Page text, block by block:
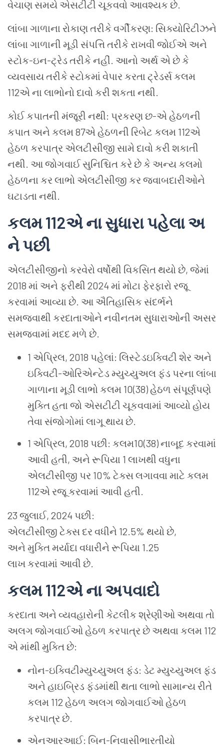
વેચાણ સમયે એસટીટી ચૂકવવો આવશ્યક છે.
લાંબા ગાળાના રોકાણ તરીકે વર્ગીકરણ: સિક્યોરિટીઝને
લાંબા ગાળાની મૂડી સંપત્તિ તરીકે રાખવી જોઈએ અને
સ્ટોક-ઇન-ટ્રેડ તરીકે નહીં. આનો અર્થ એ છે કે
વ્યવસાય તરીકે સ્ટોકમાં વેપાર કરતા ટ્રેડર્સ કલમ
112એ ના લાભોનો દાવો કરી શકતા નથી.
કોઈ કપાતની મંજૂરી નથી: પ્રકરણ છ-એ હેઠળની
કપાત અને કલમ 87એ હેઠળની રિબેટ કલમ 112એ
હેઠળ કરપાત્ર એલટીસીજી સામે દાવો કરી શકાતી
નથી. આ જોગવાઈ સુનિશ્ચિત કરે છે કે અન્ય કલમો
હેઠળના કર લાભો એલટીસીજી કર જવાબદારીઓને
ઘટાડતા નથી.
કલમ112એનાસુધારાપહેલાઅ
નેપછી
એલટીસીજીનો કરવેરો વર્ષોથી વિકસિત થયો છે, જેમાં
2018 માં અને ફરીથી 2024 માં મોટા ફેરફારો રજૂ
કરવામાં આવ્યા છે. આ ઐતિહાસિક સંદર્ભને
સમજવાથી કરદાતાઓને નવીનતમ સુધારાઓની અસર
સમજવામાં મદદ મળે છે.
1 એપ્રિલ, 2018 પહેલાં: લિસ્ટેડઇક્વિટી શેર અને
ઇક્વિટી-ઓરિએન્ટેડ મ્યુચ્યુઅલ ફંડ પરના લાંબા
ગાળાના મૂડી લાભો કલમ 10(38) હેઠળ સંપૂર્ણપણે
મુક્તિ હતા જો એસટીટી ચૂકવવામાં આવ્યો હોય
તેવા સંજોગોમાં લાગૂ થાય છે.
1 એપ્રિલ, 2018 પછી: કલમ10(38) નાબૂદ કરવામાં
આવી હતી, અને રૂપિયા 1 લાખથી વધુના
એલટીસીજી પર 10% ટેક્સ લગાવવા માટે કલમ
112એ રજૂ કરવામાં આવી હતી.
23 જુલાઈ, 2024 પછી:
એલટીસીજી ટેક્સ દર વધીને 12.5% ​​થયો છે,
અને મુક્તિ મર્યાદા વધારીને રૂપિયા 1.25
લાખ કરવામાં આવી છે.
કલમ112એનાઅપવાદો
કરદાતા અને વ્યવહારોની કેટલીક શ્રેણીઓ અથવા તો
અલગ જોગવાઈઓ હેઠળ કરપાત્ર છે અથવા કલમ 112
એ માંથી મુક્તિ છે:
નોન-ઇક્વિટીમ્યુચ્યુઅલ ફંડ: ડેટ મ્યુચ્યુઅલ ફંડ
અને હાઇબ્રિડ ફંડમાંથી થતા લાભો સામાન્ય રીતે
કલમ 112 હેઠળ અલગ જોગવાઈઓ હેઠળ
કરપાત્ર છે.
એનઆરઆઈ: બિન-નિવાસીભારતીયો